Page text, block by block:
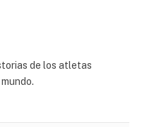
de los atletas